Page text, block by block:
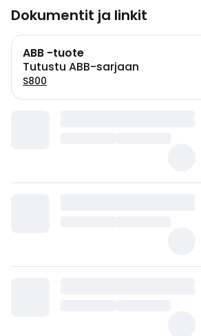
Dokumentit ja linkit
ABB -tuote
Tutustu ABB-sarjaan
S800